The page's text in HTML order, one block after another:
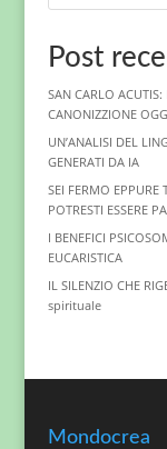
Post
SAN CARLO
CANONIZZIONE
UN’ANALISI DEL
GENERATI DA IA
SEI FERMO
POTRESTI ESSERE
I BENEFICI
EUCARISTICA
IL SILENZIO CHE
spirituale
Mondocrea